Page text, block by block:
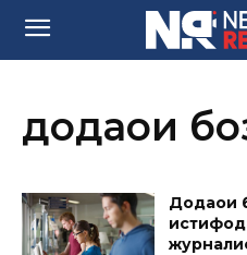
додаҳои
Додаҳои